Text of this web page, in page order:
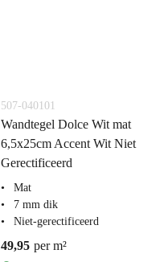
507-040101
Wandtegel Dolce Wit mat
6,5x25cm Accent Wit Niet
Gerectificeerd
Mat
7 mm dik
Niet-gerectificeerd
49,95 per m²